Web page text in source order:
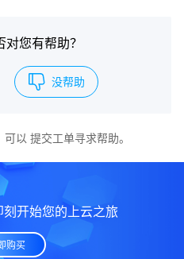
您有帮助？
没帮助
可以 提交工单寻求帮助。
开始您的上云之旅
购买